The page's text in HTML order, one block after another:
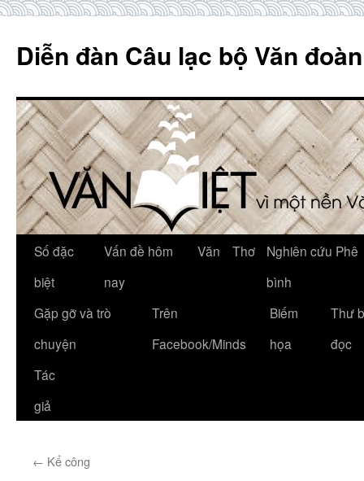
content
Diễn đàn Câu lạc bộ Văn
Số đặc
biệt
Vấn đề hôm
nay
Văn Thơ
Nghiên cứu Phê
bình
Gặp gỡ và trò
chuyện
Trên
Facebook/Minds
Biếm
họa
Thư
đọc
Tác
giả
← Kể công